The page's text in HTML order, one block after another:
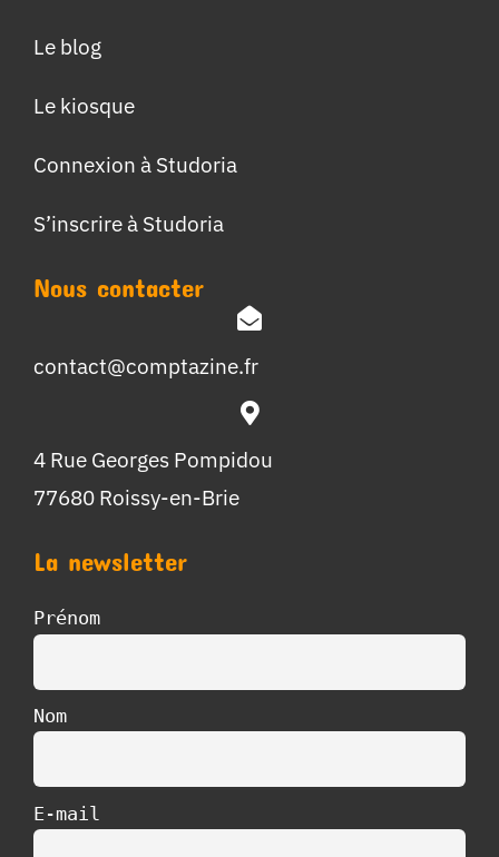
Le blog
Le kiosque
Connexion à Studoria
S’inscrire à Studoria
Nous contacter
contact@comptazine.fr
4 Rue Georges Pompidou
77680 Roissy-en-Brie
La newsletter
Prénom
Nom
E-mail